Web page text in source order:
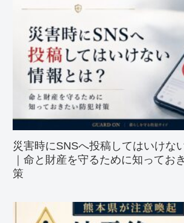
災害時にSNSへ投稿してはいけな
｜命と財産を守るために知ってお
策